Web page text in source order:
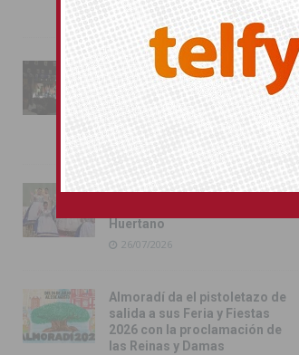
31/07/2026
Pilar de la Horadada
conmemora con emoción el
40º aniversario de su
independencia como municipio
31/07/2026
Almoradí presume de raíces
Huertano
26/07/2026
Almoradí da el pistoletazo de
salida a sus Feria y Fiestas
2026 con la proclamación de
las Reinas y Damas